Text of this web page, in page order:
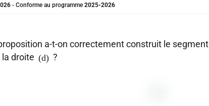
- Conforme au programme 2025-2026
a-t-on correctement construit le segment
droite (d) ?